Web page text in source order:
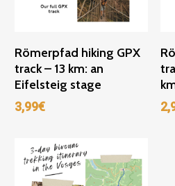
Ajouter Au Panier
Römerpfad hiking GPX
track – 13 km: an
Eifelsteig stage
3,99€